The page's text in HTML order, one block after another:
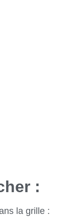
:
la grille :